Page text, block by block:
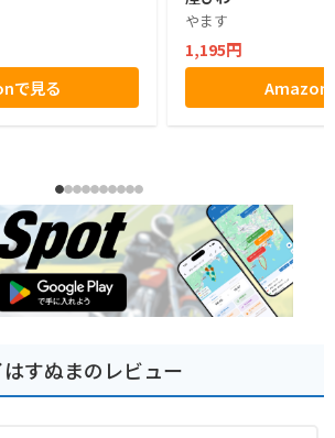
で見る
やます
1,195円
Amazon
すぬまのレビュー